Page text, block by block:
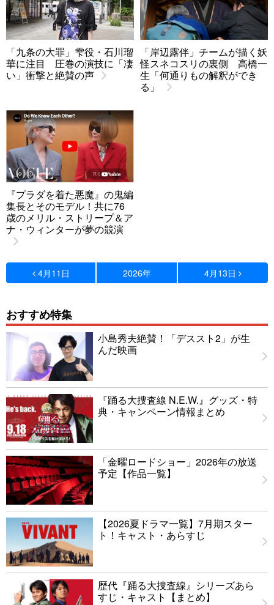
「九条の大罪」雫役・石川瑠
華に注目 圧巻の演技に「凄
い」衝撃と絶賛の声
「岸辺露伴」チームが描く妖
怪スネコスリの裏側 高橋一
生「何通りもの解釈ができ
る」
『プラダを着た悪魔』の鬼編
集長とそのモデル！共に76
歳のメリル・ストリープ＆ア
ナ・ウィンターが夢の競演
4月11日 2026年 4月13日
おすすめ特集
小島秀夫絶賛！「デススト2」が生
んだ映画
『踊る大捜査線 N.E.W.』グッズ・特
典・キャンペーン情報まとめ
「金曜ロードショー」2026年の放送
予定【作品一覧】
【2026夏ドラマ一覧】7月期スター
ト！キャスト・あらすじ
歴代『踊る大捜査線』シリーズあら
すじ・キャスト【まとめ】